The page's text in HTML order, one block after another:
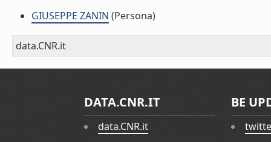
GIUSEPPE ZANIN (Persona)
data.CNR.it
DATA.CNR.IT
data.CNR.it
BE